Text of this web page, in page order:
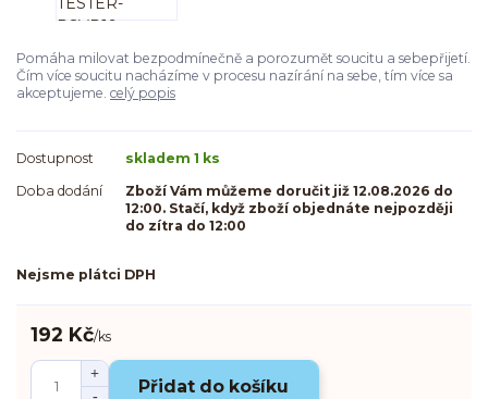
Pomáha milovat bezpodmínečně a porozumět soucitu a sebepřijetí.
Čím více soucitu nacházíme v procesu nazírání na sebe, tím více sa
akceptujeme. celý popis
Dostupnost
skladem 1 ks
Doba dodání
Zboží Vám můžeme doručit již 12.08.2026 do
12:00. Stačí, když zboží objednáte nejpozději
do zítra do 12:00
Nejsme plátci DPH
192 Kč/ks
Přidat do košíku